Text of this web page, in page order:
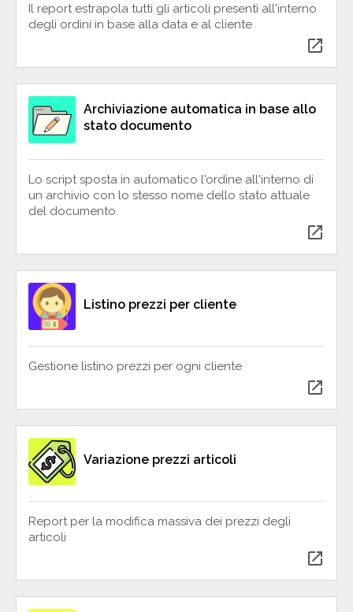
Il report estrapola tutti gli articoli presenti all'interno
degli ordini in base alla data e al cliente
open_in_new
Archiviazione automatica in base allo
stato documento
Lo script sposta in automatico l'ordine all'interno di
un archivio con lo stesso nome dello stato attuale
del documento.
open_in_new
Listino prezzi per cliente
Gestione listino prezzi per ogni cliente
open_in_new
Variazione prezzi articoli
Report per la modifica massiva dei prezzi degli
articoli
open_in_new